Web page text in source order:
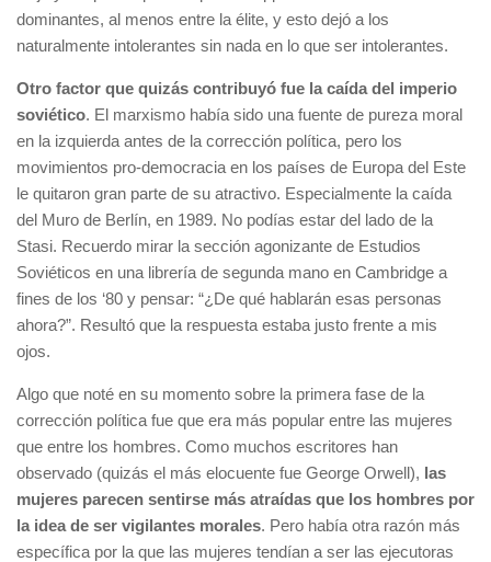
dominantes, al menos entre la élite, y esto dejó a los
naturalmente intolerantes sin nada en lo que ser intolerantes.
Otro factor que quizás contribuyó fue la caída del imperio
soviético. El marxismo había sido una fuente de pureza moral
en la izquierda antes de la corrección política, pero los
movimientos pro-democracia en los países de Europa del Este
le quitaron gran parte de su atractivo. Especialmente la caída
del Muro de Berlín, en 1989. No podías estar del lado de la
Stasi. Recuerdo mirar la sección agonizante de Estudios
Soviéticos en una librería de segunda mano en Cambridge a
fines de los ‘80 y pensar: “¿De qué hablarán esas personas
ahora?”. Resultó que la respuesta estaba justo frente a mis
ojos.
Algo que noté en su momento sobre la primera fase de la
corrección política fue que era más popular entre las mujeres
que entre los hombres. Como muchos escritores han
observado (quizás el más elocuente fue George Orwell), las
mujeres parecen sentirse más atraídas que los hombres por
la idea de ser vigilantes morales. Pero había otra razón más
específica por la que las mujeres tendían a ser las ejecutoras